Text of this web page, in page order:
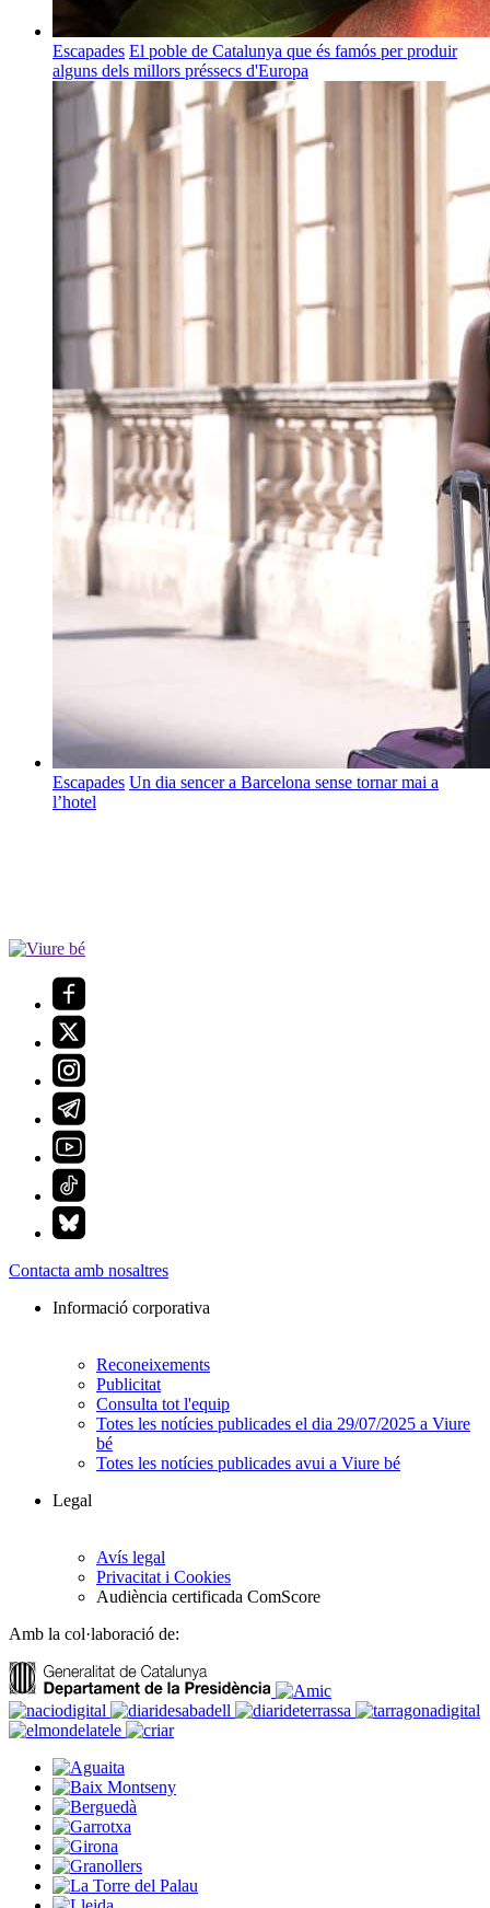
Escapades El poble de Catalunya que és famós per produir
alguns dels millors préssecs d'Europa
Escapades Un dia sencer a Barcelona sense tornar mai a
l’hotel
Contacta amb nosaltres
Informació corporativa
Reconeixements
Publicitat
Consulta tot l'equip
Totes les notícies publicades el dia 29/07/2025 a Viure
bé
Totes les notícies publicades avui a Viure bé
Legal
Avís legal
Privacitat i Cookies
Audiència certificada ComScore
Amb la col·laboració de: